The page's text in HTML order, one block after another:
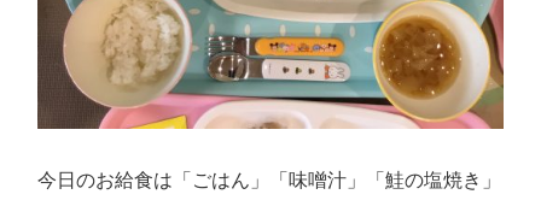
今日のお給食は「ごはん」「味噌汁」「鮭の塩焼き」